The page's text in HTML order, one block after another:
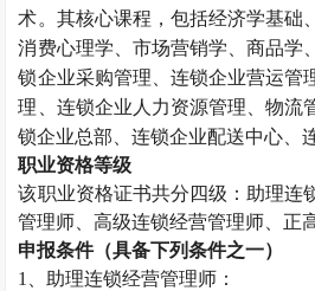
术。其核心课程，包括经济学基础
消费心理学、市场营销学、商品学
锁企业采购管理、连锁企业营运管
理、连锁企业人力资源管理、物流
锁企业总部、连锁企业配送中心、
职业资格等级
该职业资格证书共分四级：助理连
管理师 、高级连锁经营管理师 、正
申报条件（具备下列条件之一）
1、助理连锁经营管理师 ：